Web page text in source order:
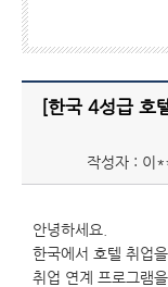
[한국 4성급 호
작성자 : 이
안녕하세요.
한국에서 호텔 취업
취업 연계 프로그램